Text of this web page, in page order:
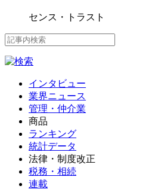
センス・トラスト
インタビュー
業界ニュース
管理・仲介業
商品
ランキング
統計データ
法律・制度改正
税務・相続
連載